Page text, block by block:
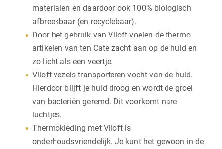
materialen en daardoor ook 100% biologisch
afbreekbaar (en recyclebaar).
Door het gebruik van Viloft voelen de thermo
artikelen van ten Cate zacht aan op de huid en
zo licht als een veertje.
Viloft vezels transporteren vocht van de huid.
Hierdoor blijft je huid droog en wordt de groei
van bacteriën geremd. Dit voorkomt nare
luchtjes.
Thermokleding met Viloft is
onderhoudsvriendelijk. Je kunt het gewoon in de